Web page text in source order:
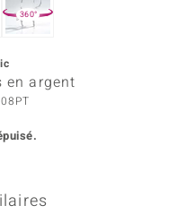
360°
en argent